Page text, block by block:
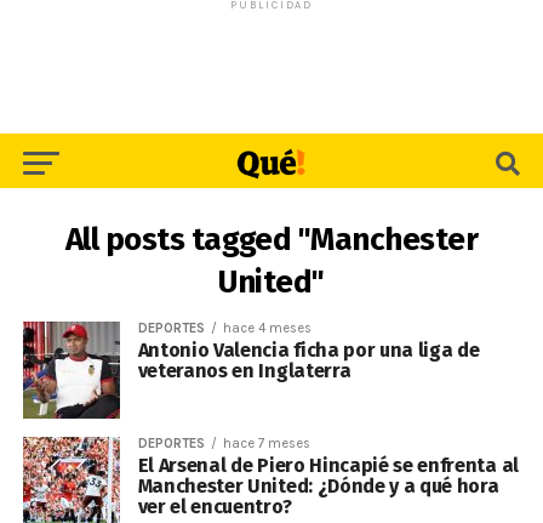
PUBLICIDAD
All posts tagged "Manchester
United"
DEPORTES hace 4 meses
Antonio Valencia ficha por una liga de
veteranos en Inglaterra
DEPORTES hace 7 meses
El Arsenal de Piero Hincapié se enfrenta al
Manchester United: ¿Dónde y a qué hora
ver el encuentro?